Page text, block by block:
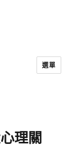
選單
理關